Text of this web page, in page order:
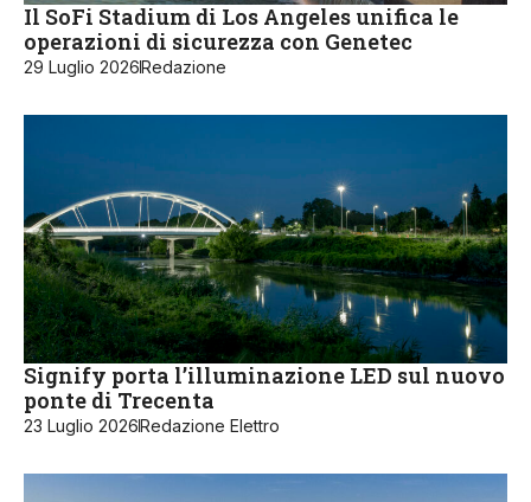
Il SoFi Stadium di Los Angeles unifica le
operazioni di sicurezza con Genetec
29 Luglio 2026Redazione
Signify porta l’illuminazione LED sul nuovo
ponte di Trecenta
23 Luglio 2026Redazione Elettro